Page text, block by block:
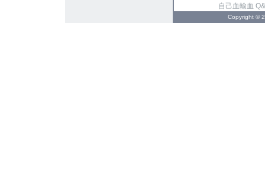
自己血輸血
Copyright ©